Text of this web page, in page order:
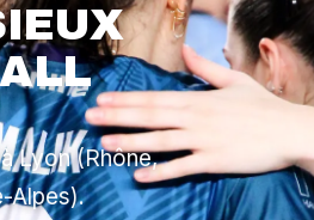
Lyon (Rhône,
Alpes).